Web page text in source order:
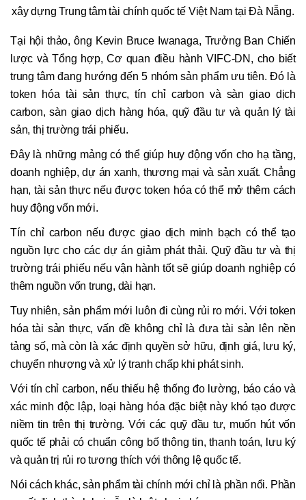
xây dựng Trung tâm tài chính quốc tế Việt Nam tại Đà Nẵng.
Tại hội thảo, ông Kevin Bruce Iwanaga, Trưởng Ban Chiến
lược và Tổng hợp, Cơ quan điều hành VIFC-DN, cho biết
trung tâm đang hướng đến 5 nhóm sản phẩm ưu tiên. Đó là
token hóa tài sản thực, tín chỉ carbon và sàn giao dịch
carbon, sàn giao dịch hàng hóa, quỹ đầu tư và quản lý tài
sản, thị trường trái phiếu.
Đây là những mảng có thể giúp huy động vốn cho hạ tầng,
doanh nghiệp, dự án xanh, thương mại và sản xuất. Chẳng
hạn, tài sản thực nếu được token hóa có thể mở thêm cách
huy động vốn mới.
Tín chỉ carbon nếu được giao dịch minh bạch có thể tạo
nguồn lực cho các dự án giảm phát thải. Quỹ đầu tư và thị
trường trái phiếu nếu vận hành tốt sẽ giúp doanh nghiệp có
thêm nguồn vốn trung, dài hạn.
Tuy nhiên, sản phẩm mới luôn đi cùng rủi ro mới. Với token
hóa tài sản thực, vấn đề không chỉ là đưa tài sản lên nền
tảng số, mà còn là xác định quyền sở hữu, định giá, lưu ký,
chuyển nhượng và xử lý tranh chấp khi phát sinh.
Với tín chỉ carbon, nếu thiếu hệ thống đo lường, báo cáo và
xác minh độc lập, loại hàng hóa đặc biệt này khó tạo được
niềm tin trên thị trường. Với các quỹ đầu tư, muốn hút vốn
quốc tế phải có chuẩn công bố thông tin, thanh toán, lưu ký
và quản trị rủi ro tương thích với thông lệ quốc tế.
Nói cách khác, sản phẩm tài chính mới chỉ là phần nổi. Phần